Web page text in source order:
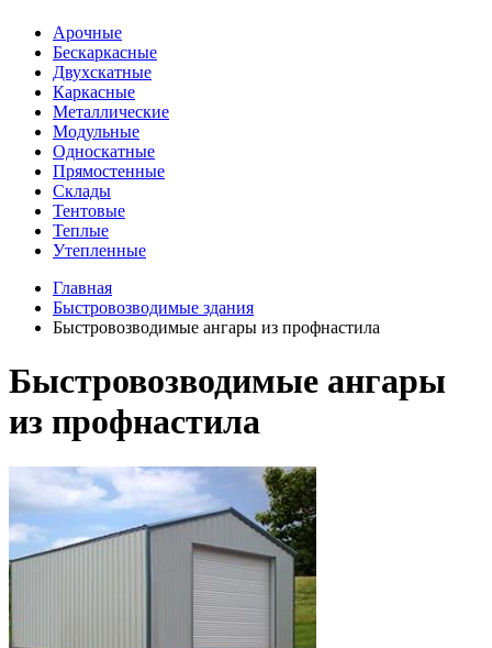
Арочные
Бескаркасные
Двухскатные
Каркасные
Металлические
Модульные
Односкатные
Прямостенные
Склады
Тентовые
Теплые
Утепленные
Главная
Быстровозводимые здания
Быстровозводимые ангары из профнастила
Быстровозводимые ангары
из профнастила